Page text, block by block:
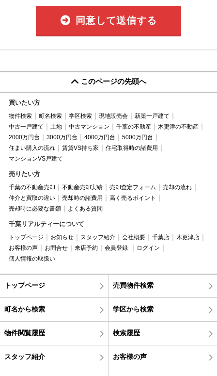
同意して送信する
このページの先頭へ
買いたい方
物件検索 町名検索 学区検索 現地販売会
新築一戸建て
中古一戸建て
土地 中古マンション 千葉の不動産
木更津の不動産
2000万円台
3000万円台 4000万円台
5000万円台
住まい購入の流れ
賃貸VS持ち家
住宅取得時の諸費用
マンションVS戸建て
売りたい方
千葉の不動産売却 不動産売却実績 売却査定フォーム
売却の流れ
仲介と買取の違い
売却時の諸費用
高く売るポイント
売却時に必要な書類
よくある質問
千葉リアルティーについて
トップページ お知らせ スタッフ紹介 会社概要 千葉店
木更津店
お客様の声
お問合せ 来店予約 会員登録
ログイン
個人情報の取扱い
トップページ 売買物件検索
町名から検索 学区から検索
物件閲覧履歴 検索履歴
スタッフ紹介 お客様の声